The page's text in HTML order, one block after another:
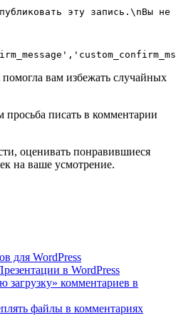
эту запись.\nВы не
вам избежать случайных
писать в комментарии
оценивать понравившиеся
на ваше усмотрение.
для WordPress
в WordPress
загрузку» комментариев в
файлы в комментариях